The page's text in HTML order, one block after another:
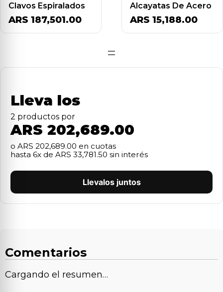
Clavos Espiralados
ARS 187,501.00
Alcayatas De Acero
ARS 15,188.00
=
Lleva los
2 productos por
ARS 202,689.00
o ARS 202,689.00 en cuotas
hasta 6x de ARS 33,781.50 sin interés
Llevalos juntos
Comentarios
Cargando el resumen…